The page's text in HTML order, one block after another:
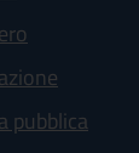
pubblica